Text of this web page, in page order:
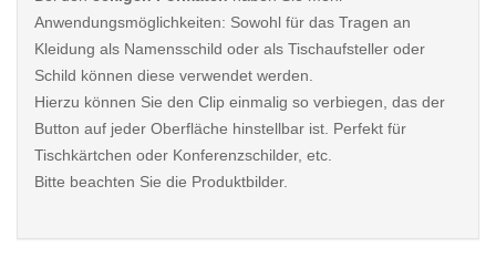
Anwendungsmöglichkeiten: Sowohl für das Tragen an
Kleidung als Namensschild oder als Tischaufsteller oder
Schild können diese verwendet werden.
Hierzu können Sie den Clip einmalig so verbiegen, das der
Button auf jeder Oberfläche hinstellbar ist. Perfekt für
Tischkärtchen oder Konferenzschilder, etc.
Bitte beachten Sie die Produktbilder.